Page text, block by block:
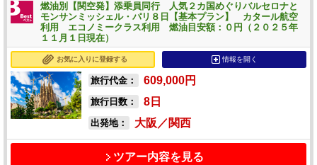
燃油別【関空発】添乗員同行 人気２カ国めぐりバルセロナと
モンサンミッシェル・パリ８日【基本プラン】 カタール航空
利用 エコノミークラス利用 燃油目安額：０円（２０２５年
１１月１日現在）
お気に入りに登録する 情報を開く
旅行代金： 609,000円
旅行日数： 8 日
出発地： 大阪／関西
ツアー内容を見る